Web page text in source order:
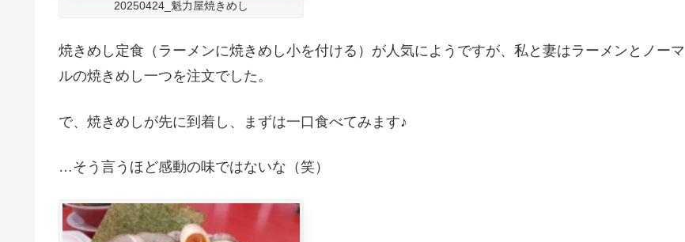
20250424_魁力屋焼きめし
焼きめし定食（ラーメンに焼きめし小を付ける）が人気にようですが、私と妻はラーメンとノーマ
ルの焼きめし一つを注文でした。
で、焼きめしが先に到着し、まずは一口食べてみます♪
…そう言うほど感動の味ではないな（笑）